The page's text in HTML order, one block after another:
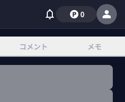
0
コメント メモ